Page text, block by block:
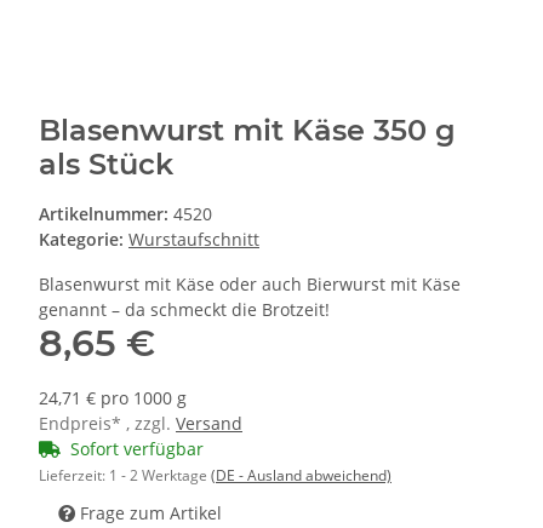
Blasenwurst mit Käse 350 g
als Stück
Artikelnummer: 4520
Kategorie: Wurstaufschnitt
Blasenwurst mit Käse oder auch Bierwurst mit Käse
genannt – da schmeckt die Brotzeit!
8,65 €
24,71 € pro 1000 g
Endpreis* , zzgl. Versand
Sofort verfügbar
Lieferzeit: 1 - 2 Werktage (DE - Ausland abweichend)
Frage zum Artikel